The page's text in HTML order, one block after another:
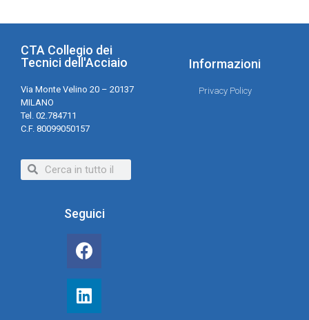
CTA Collegio dei
Tecnici dell'Acciaio
Via Monte Velino 20 – 20137
MILANO
Tel. 02.784711
C.F. 80099050157
Informazioni
Privacy Policy
Seguici